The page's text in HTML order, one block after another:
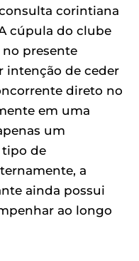
corintiana
cúpula do clube
no presente
intenção de ceder
direto no
em uma
um
de
a
ainda possui
ao longo